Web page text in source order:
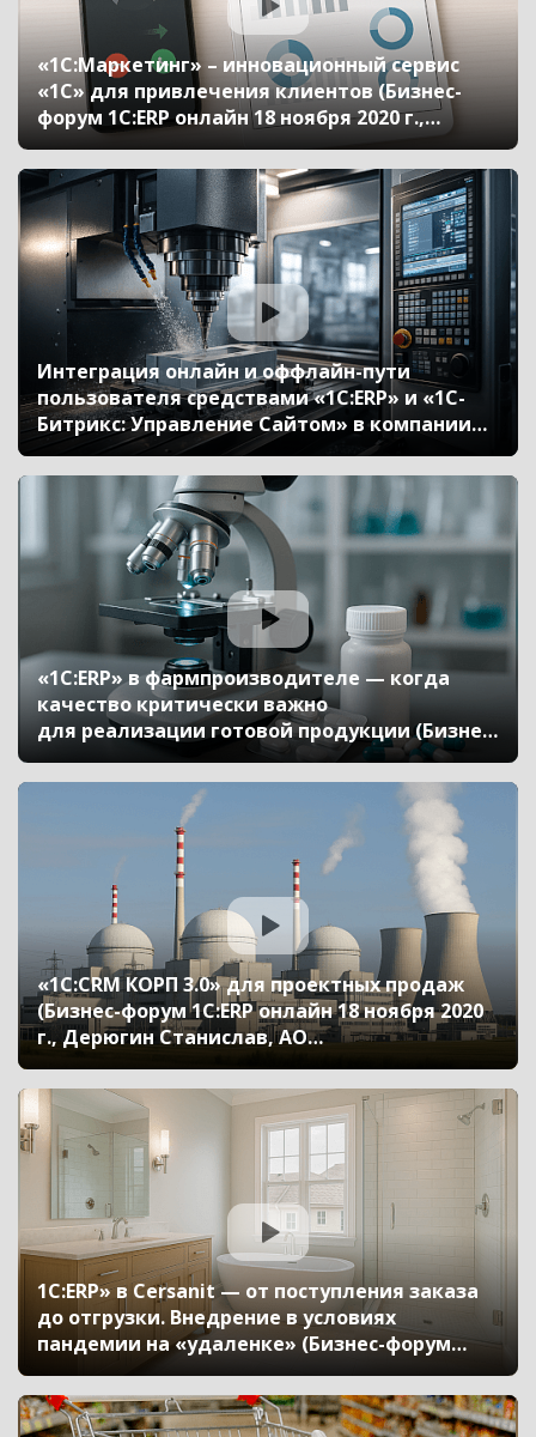
«1С:Маркетинг» – инновационный сервис
«1С» для привлечения клиентов (Бизнес-
форум 1С:ERP онлайн 18 ноября 2020 г.,
Залешин Сергей, «Golden Age», Козий
Сергей, «Аксиома-Софт»)
Интеграция онлайн и оффлайн-пути
пользователя средствами «1С:ERP» и «1С-
Битрикс: Управление Сайтом» в компании
Purelogic (Бизнес-форум 1С:ERP онлайн 18
ноября 2020 г., Вихров Александр,
«Purelogic», Елистратов Константин,
«Стратосфера»)
«1С:ERP» в фармпроизводителе — когда
качество критически важно
для реализации готовой продукции (Бизнес-
форум 1С:ERP онлайн 18 ноября 2020 г.,
Соколов Дмитрий, АО «Генериум»)
«1С:CRM КОРП 3.0» для проектных продаж
(Бизнес-форум 1С:ERP онлайн 18 ноября 2020
г., Дерюгин Станислав, АО
«Атомэнергомаш»)
1С:ERP» в Cersanit — от поступления заказа
до отгрузки. Внедрение в условиях
пандемии на «удаленке» (Бизнес-форум
1С:ERP онлайн 18 ноября 2020 г., Линцова
Екатерина, «Cersanit», Прямоносов
Александр, «WiseAdvice»)